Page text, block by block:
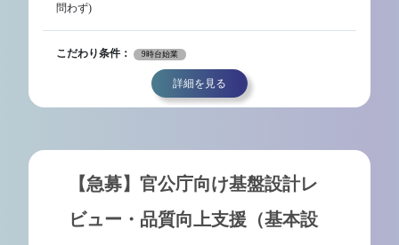
問わず)
こだわり条件： 9時台始業
詳細を見る
【急募】官公庁向け基盤設計レ
ビュー・品質向上支援（基本設